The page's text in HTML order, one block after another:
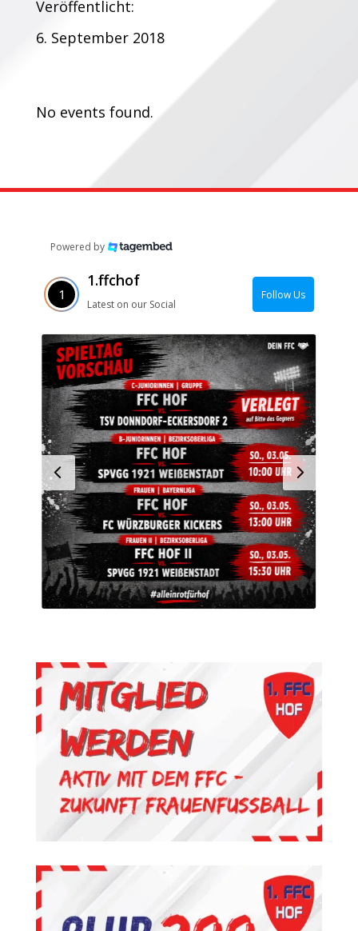
Veröffentlicht:
6. September 2018
No events found.
Powered by
1.ffchof
Latest on our Social
Follow Us